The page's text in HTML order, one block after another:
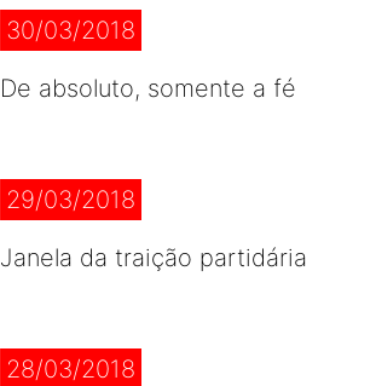
30/03/2018
De absoluto, somente a fé
29/03/2018
Janela da traição partidária
28/03/2018